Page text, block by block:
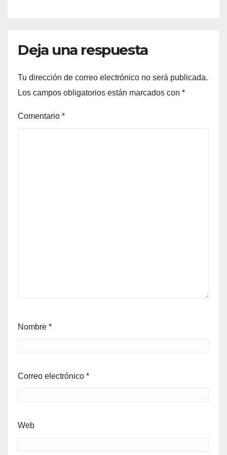
Deja una respuesta
Tu dirección de correo electrónico no será publicada.
Los campos obligatorios están marcados con *
Comentario *
Nombre *
Correo electrónico *
Web